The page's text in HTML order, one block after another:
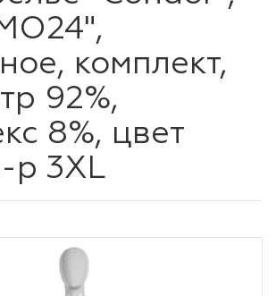
комплект,
92%,
8%, цвет
р 3XL